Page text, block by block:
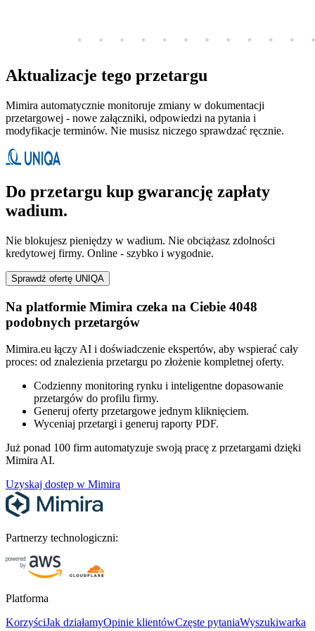
Aktualizacje tego przetargu
Mimira automatycznie monitoruje zmiany w dokumentacji
przetargowej - nowe załączniki, odpowiedzi na pytania i
modyfikacje terminów. Nie musisz niczego sprawdzać ręcznie.
Do przetargu kup gwarancję zapłaty
wadium.
Nie blokujesz pieniędzy w wadium. Nie obciążasz zdolności
kredytowej firmy. Online - szybko i wygodnie.
Sprawdź ofertę UNIQA
Na platformie Mimira czeka na Ciebie 4048
podobnych przetargów
Mimira.eu łączy AI i doświadczenie ekspertów, aby wspierać cały
proces: od znalezienia przetargu po złożenie kompletnej oferty.
Codzienny monitoring rynku i inteligentne dopasowanie
przetargów do profilu firmy.
Generuj oferty przetargowe jednym kliknięciem.
Wyceniaj przetargi i generuj raporty PDF.
Już ponad 100 firm automatyzuje swoją pracę z przetargami dzięki
Mimira AI.
Uzyskaj dostęp w Mimira
Partnerzy technologiczni:
Platforma
KorzyściJak działamyOpinie klientówCzęste pytaniaWyszukiwarka